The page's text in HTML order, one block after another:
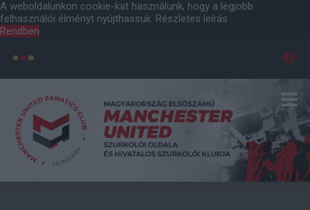
A weboldalunkon cookie-kat használunk, hogy a legjobb
felhasználói élményt nyújthassuk. Részletes leírás
Rendben